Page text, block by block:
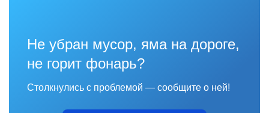
Не убран мусор, яма на дороге,
не горит фонарь?
Столкнулись с проблемой — сообщите о ней!